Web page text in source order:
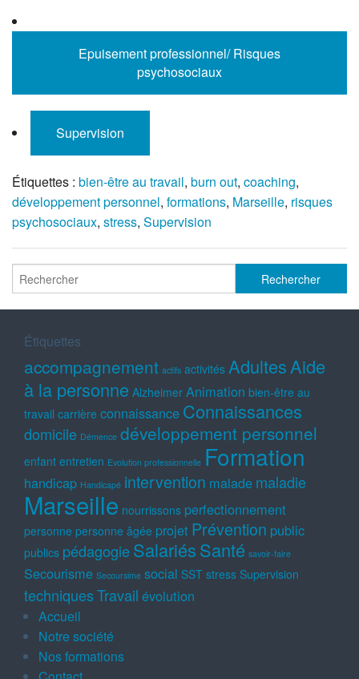
Epuisement professionnel/ Risques
psychosociaux
Supervision
Étiquettes : bien-être au travail, burn out, coaching,
développement personnel, formations, Marseille, risques
psychosociaux, stress, Supervision
Étiquettes
accompagnement actifs activités AdultesAide
à la personne Alzheimer Animation bien-être au
travail carrière connaissance Connaissances
domicile Démence développement personnel
enfant entretien Evolution professionnelle Formation
handicap Handicapé intervention malade maladie
Marseille nourrissons perfectionnement
personne personne âgée projet Prévention public
publics pédagogieSalariésSanté savoir-faire
Secourisme Secoursime social SST stress Supervision
techniquesTravail évolution
Accueil
Notre société
Nos formations